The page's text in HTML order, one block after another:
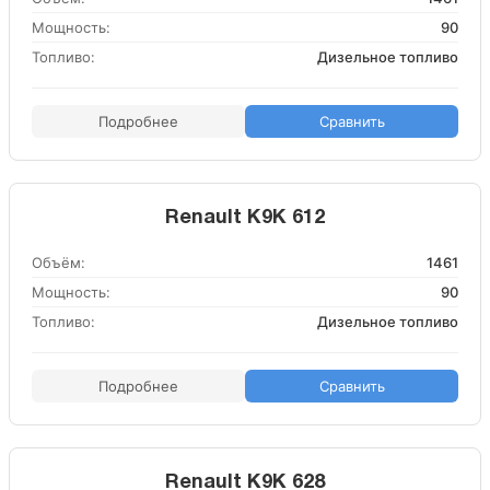
Мощность:
90
Топливо:
Дизельное топливо
Подробнее Сравнить
Renault K9K 612
Объём:
1461
Мощность:
90
Топливо:
Дизельное топливо
Подробнее Сравнить
Renault K9K 628